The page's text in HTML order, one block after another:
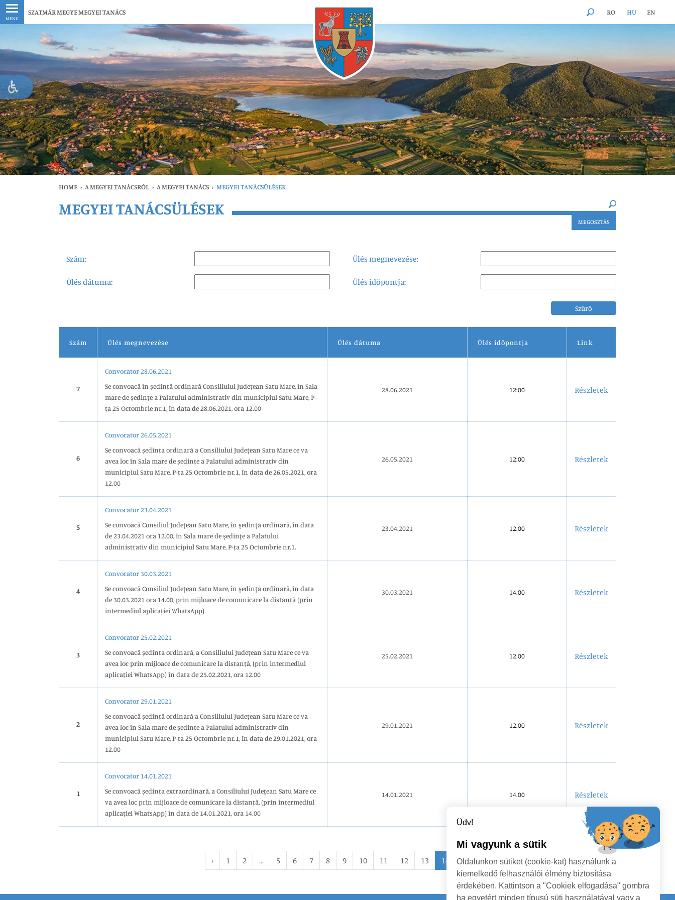
MENU
SZATMÁR MEGYE MEGYEI TANÁCS RO HU EN
HOME › A MEGYEI TANÁCSRÓL › A MEGYEI TANÁCS › MEGYEI TANÁCSÜLÉSEK
Legfrissebb Bármikor
MEGYEI TANÁCSÜLÉSEK
MEGOSZTÁS
Szám: Ülés megnevezése:
Ülés dátuma: Ülés időpontja:
Szűrő
Szám Ülés megnevezése Ülés dátuma Ülés időpontja Link
7
Convocator 28.06.2021
Se convoacă în ședință ordinară Consiliului Judeţean Satu Mare, în Sala
mare de ședințe a Palatului administrativ din municipiul Satu Mare, P-
ța 25 Octombrie nr.1, în data de 28.06.2021, ora 12.00
28.06.2021 12:00 Részletek
6
Convocator 26.05.2021
Se convoacă ședința ordinară a Consiliului Judeţean Satu Mare ce va
avea loc în Sala mare de ședințe a Palatului administrativ din
municipiul Satu Mare, P-ța 25 Octombrie nr.1, în data de 26.05.2021, ora
12.00
26.05.2021 12:00 Részletek
5
Convocator 23.04.2021
Se convoacă Consiliul Judeţean Satu Mare, în şedinţă ordinară, în data
de 23.04.2021 ora 12.00, în Sala mare de şedinţe a Palatului
administrativ din municipiul Satu Mare, P-ța 25 Octombrie nr.1.
23.04.2021 12.00 Részletek
4
Convocator 30.03.2021
Se convoacă Consiliul Judeţean Satu Mare, în şedinţă ordinară, în data
de 30.03.2021 ora 14.00, prin mijloace de comunicare la distanță (prin
intermediul aplicației WhatsApp)
30.03.2021 14.00 Részletek
3
Convocator 25.02.2021
Se convoacă ședința ordinară, a Consiliului Judeţean Satu Mare ce va
avea loc prin mijloace de comunicare la distanță, (prin intermediul
aplicației WhatsApp) în data de 25.02.2021, ora 12.00
25.02.2021 12.00 Részletek
2
Convocator 29.01.2021
Se convoacă ședință ordinară a Consiliului Judeţean Satu Mare ce va
avea loc în Sala mare de ședințe a Palatului administrativ din
municipiul Satu Mare, P-ța 25 Octombrie nr.1, în data de 29.01.2021, ora
12.00
29.01.2021 12.00 Részletek
1
Convocator 14.01.2021
Se convoacă ședința extraordinară, a Consiliului Judeţean Satu Mare ce
va avea loc prin mijloace de comunicare la distanță, (prin intermediul
aplicației WhatsApp) în data de 14.01.2021, ora 14.00
14.01.2021 14.00 Részletek
‹ 1 2 ... 5 6 7 8 9 10 11 12 13 14 ›
Üdv!
Mi vagyunk a sütik
Oldalunkon sütiket (cookie-kat) használunk a
kiemelkedő felhasználói élmény biztosítása
érdekében. Kattintson a "Cookiek elfogadása" gombra
ha egyetért minden típusú süti használatával vagy a